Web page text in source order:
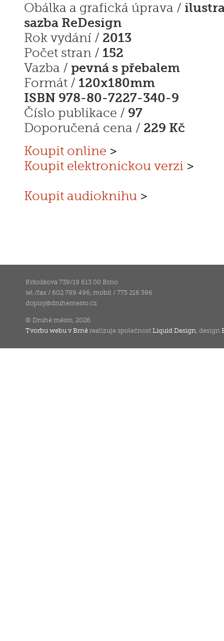
Obálka a grafická úprava /
sazba ReDesign
Rok vydání / 2013
Počet stran / 152
Vazba / pevná s přebalem
Formát / 120x180mm
ISBN 978-80-7227-340-9
Číslo publikace / 97
Doporučená cena / 229 Kč
Koupit online >
Koupit elektronickou verzi >
Koupit audioknihu >
Krkoškova 739/19 613 00 Brno
tel./fax / 602 789 496, mobil / 775 216 596
dopisy@druhemesto.cz
© Druhé město, 2026
Tvorbu webu v Brně realizuje společnostLiquid Design , design